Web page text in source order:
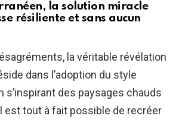
la solution miracle
résiliente et sans aucun
la véritable révélation
dans l’adoption du style
s’inspirant des paysages chauds
est tout à fait possible de recréer